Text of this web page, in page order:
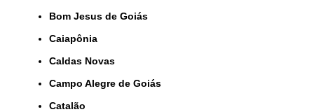
Bom Jesus de Goiás
Caiapônia
Caldas Novas
Campo Alegre de Goiás
Catalão